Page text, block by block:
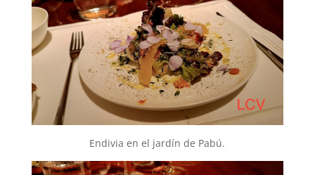
Endivia en el jardín de Pabú.